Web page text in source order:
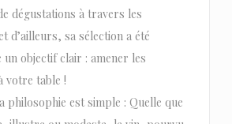
dégustations à travers les
d’ailleurs, sa sélection a été
un objectif clair : amener les
votre table !
philosophie est simple : Quelle que